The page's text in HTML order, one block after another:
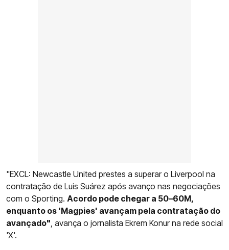
"EXCL: Newcastle United prestes a superar o Liverpool na
contratação de Luis Suárez após avanço nas negociações
com o Sporting. Acordo pode chegar a 50–60M,
enquanto os 'Magpies' avançam pela contratação do
avançado", avança o jornalista Ekrem Konur na rede social
'X'.